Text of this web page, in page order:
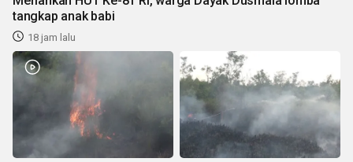
tangkap anak babi
18 jam lalu